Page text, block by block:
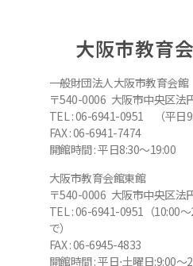
大阪市教育
一般財団法人大阪市教育会館
〒540-0006 大阪市中央区法
TEL : 06-6941-0951 （平日
FAX : 06-6941-7474
開館時間 : 平日8:30～19:00
大阪市教育会館東館
〒540-0006 大阪市中央区法
TEL : 06-6941-0951（10:00～
で）
FAX : 06-6945-4833
開館時間 : 平日⋅土曜日:9:00～